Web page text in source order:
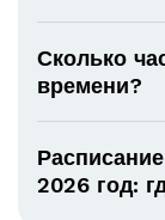
Сколько
времени?
2026 год: